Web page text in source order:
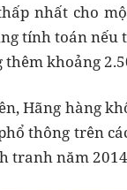
nhất cho
tính toán nếu
khoảng
Hãng hàng
thông trên
tranh năm